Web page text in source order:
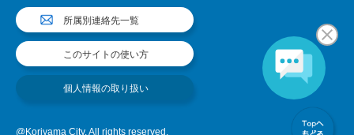
所属別連絡先一覧
このサイトの使い方
個人情報の取り扱い
@Koriyama City. All rights reserved.